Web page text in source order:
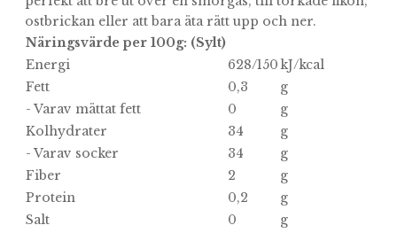
ostbrickan eller att bara äta rätt upp och ner.
Näringsvärde per 100g: (Sylt)
Energi
628/150kJ/kcal
Fett
0,3
g
- Varav mättat fett
0
g
Kolhydrater
34
g
- Varav socker
34
g
Fiber
2
g
Protein
0,2
g
Salt
0
g